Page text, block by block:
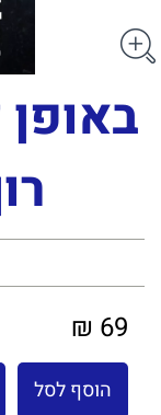
69 ₪
הוסף לסל